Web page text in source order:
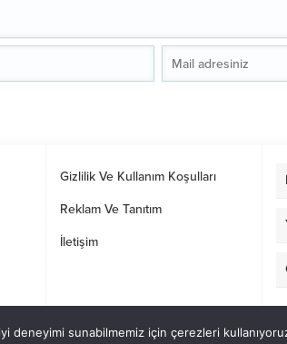
Gizlilik Ve Kullanım Koşulları
Reklam Ve Tanıtım
İletişim
masa
deneyimi sunabilmemiz için çerezleri